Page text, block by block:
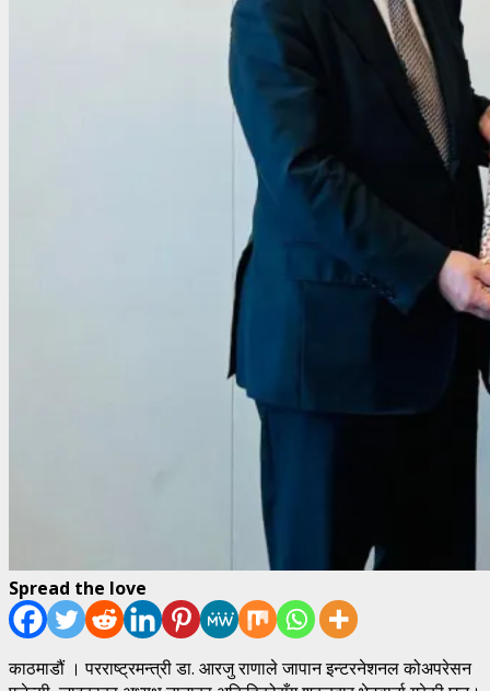
Spread the love
काठमाडौं । परराष्ट्रमन्त्री डा. आरजु राणाले जापान इन्टरनेशनल कोअपरेसन